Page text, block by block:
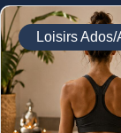
Loisirs